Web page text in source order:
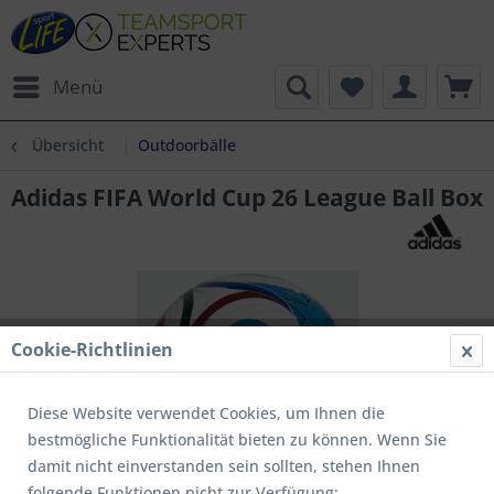
Menü
Übersicht Outdoorbälle
Adidas FIFA World Cup 26 League Ball Box
Cookie-Richtlinien
Diese Website verwendet Cookies, um Ihnen die
bestmögliche Funktionalität bieten zu können. Wenn Sie
damit nicht einverstanden sein sollten, stehen Ihnen